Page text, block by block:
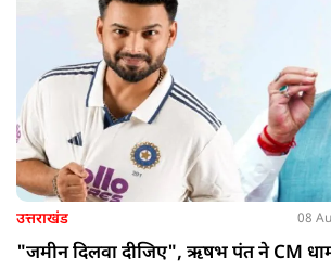
उत्तराखंड 08
"जमीन दिलवा दीजिए", ऋषभ पंत ने CM